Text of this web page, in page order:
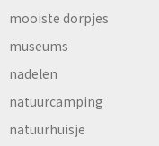
mooiste dorpjes
museums
nadelen
natuurcamping
natuurhuisje